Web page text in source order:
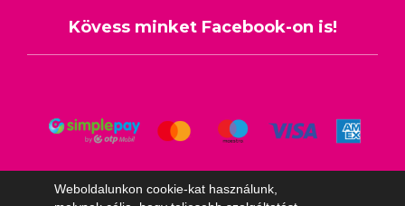
Kövess minket Facebook-on is!
Weboldalunkon cookie-kat használunk,